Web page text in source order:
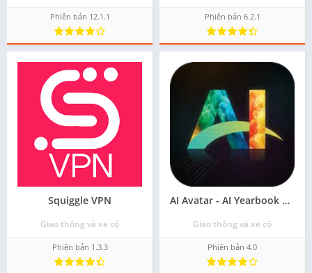
Phiên bản 12.1.1 Phiên bản 6.2.1
Squiggle VPN
Giao thông và xe cộ
Phiên bản 1.3.3
AI Avatar - AI Yearbook Photo
Giao thông và xe cộ
Phiên bản 4.0